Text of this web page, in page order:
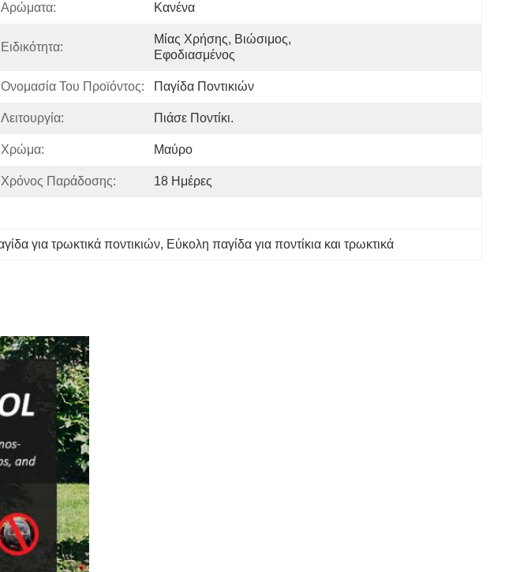
Αρώματα: Κανένα
Ειδικότητα:
Μίας Χρήσης, Βιώσιμος,
Εφοδιασμένος
Ονομασία Του Προϊόντος: Παγίδα Ποντικιών
Λειτουργία: Πιάσε Ποντίκι.
Χρώμα: Μαύρο
Χρόνος Παράδοσης: 18 Ημέρες
για τρωκτικά ποντικιών, Εύκολη παγίδα για ποντίκια και τρωκτικά